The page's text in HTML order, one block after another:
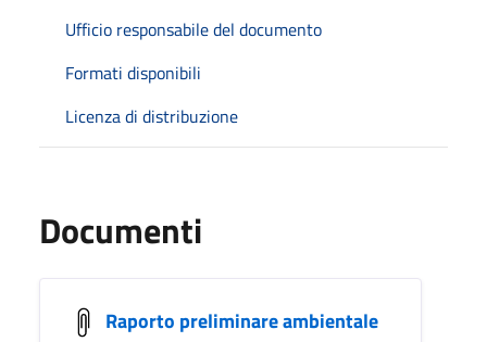
Ufficio responsabile del documento
Formati disponibili
Licenza di distribuzione
Documenti
Raporto preliminare ambientale